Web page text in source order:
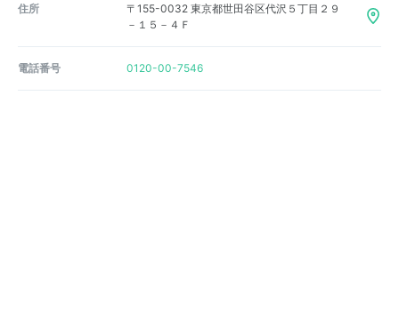
住所
〒155-0032 東京都世田谷区代沢５丁目２９
－１５－４Ｆ
電話番号 0120-00-7546